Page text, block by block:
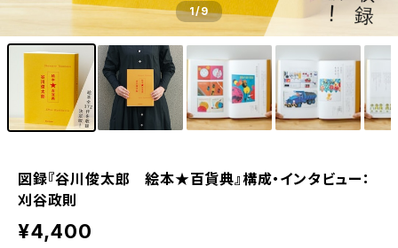
1/9
図録『谷川俊太郎 絵本★百貨典』構成・インタビュー：
刈谷政則
¥4,400